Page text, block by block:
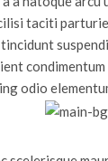
taciti
odio